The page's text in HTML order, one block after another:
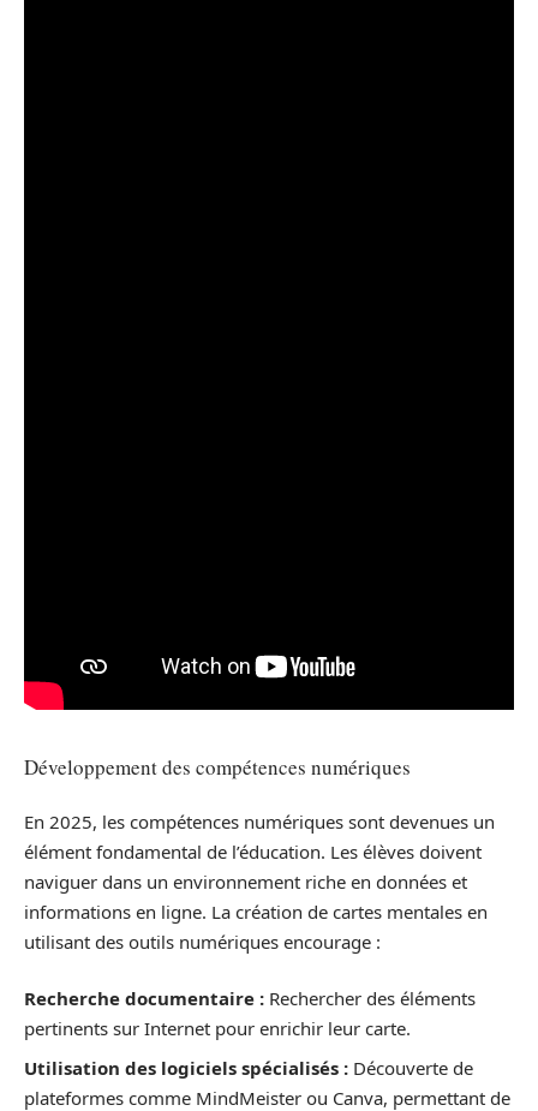
Développement des compétences numériques
En 2025, les compétences numériques sont devenues un
élément fondamental de l’éducation. Les élèves doivent
naviguer dans un environnement riche en données et
informations en ligne. La création de cartes mentales en
utilisant des outils numériques encourage :
Recherche documentaire : Rechercher des éléments
pertinents sur Internet pour enrichir leur carte.
Utilisation des logiciels spécialisés : Découverte de
plateformes comme MindMeister ou Canva, permettant de